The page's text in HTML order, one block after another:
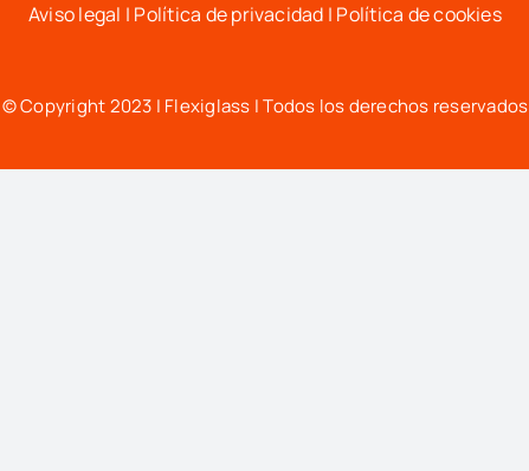
Aviso legal | Política de privacidad | Política de cookies
© Copyright 2023 | Flexiglass | Todos los derechos reservados